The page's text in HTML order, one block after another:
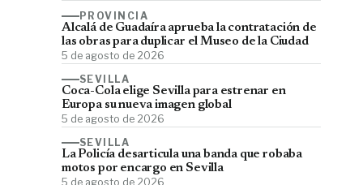
PROVINCIA
Alcalá de Guadaíra aprueba la contratación de
las obras para duplicar el Museo de la Ciudad
5 de agosto de 2026
SEVILLA
Coca-Cola elige Sevilla para estrenar en
Europa su nueva imagen global
5 de agosto de 2026
SEVILLA
La Policía desarticula una banda que robaba
motos por encargo en Sevilla
5 de agosto de 2026